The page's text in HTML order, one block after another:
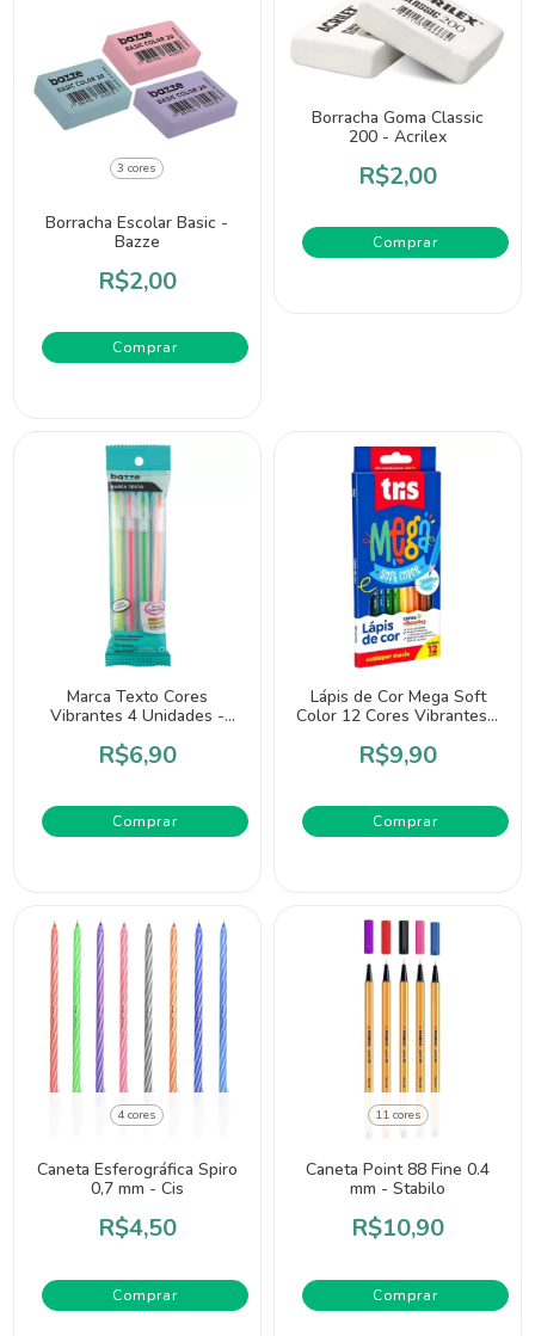
3 cores
Borracha Escolar Basic -
Bazze
R$2,00
Comprar
Borracha Goma Classic
200 - Acrilex
R$2,00
Marca Texto Cores
Vibrantes 4 Unidades -
R$6,90
Lápis de Cor Mega Soft
Color 12 Cores Vibrantes -
R$9,90
4 cores
Caneta Esferográfica Spiro
0,7 mm - Cis
R$4,50
Comprar
11 cores
Caneta Point 88 Fine 0.4
mm - Stabilo
R$10,90
Comprar